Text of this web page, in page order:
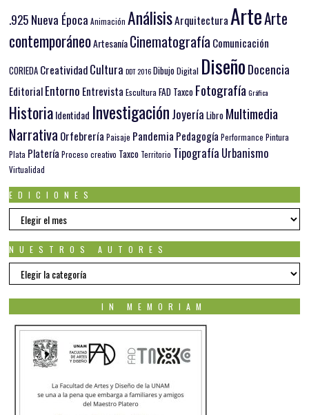
.925 Nueva Época Animación AnálisisArquitecturaArteArte
contemporáneoArtesaníaCinematografíaComunicación
CORIEDA CreatividadCultura DDT 2016 DibujoDigital DiseñoDocencia
EditorialEntorno Entrevista EsculturaFAD Taxco Fotografía Gráfica
HistoriaIdentidad Investigación Joyería Libro Multimedia
Narrativa Orfebrería Paisaje Pandemia Pedagogía Performance Pintura
Plata Platería Proceso creativo Taxco Territorio Tipografía Urbanismo
Virtualidad
EDICIONES
EDICIONES
NUESTROS AUTORES
Nuestros
autores
IN MEMORIAM